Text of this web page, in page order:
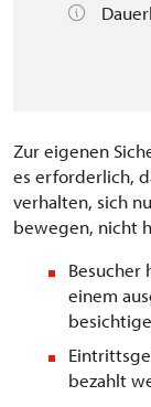
Zur eigenen
es erforderlich,
verhalten, sich
bewegen, nicht
Besucher
einem
bezahlt